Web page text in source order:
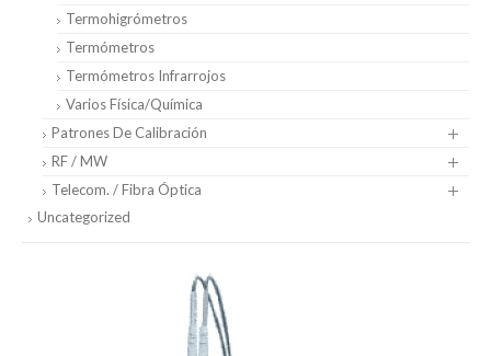
Termohigrómetros
Termómetros
Termómetros Infrarrojos
Varios Física/Química
Patrones De Calibración
RF / MW
Telecom. / Fibra Óptica
Uncategorized